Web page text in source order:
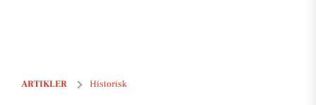
ARTIKLER Historisk
Kommunalvalg: Hvem kan stemme og hvornår blev valget første